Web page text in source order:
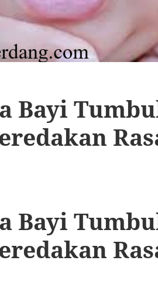
Bayi
Bayi